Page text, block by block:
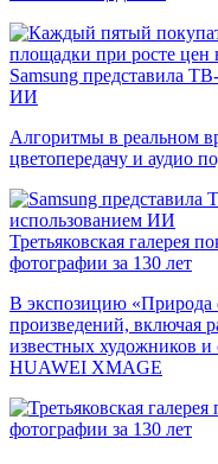
Samsung представила
ИИ
Алгоритмы в реальном
цветопередачу и аудио
Третьяковская галерея
фотографии за 130 лет
В экспозицию «Природа
произведений, включая
известных художников и
HUAWEI XMAGE